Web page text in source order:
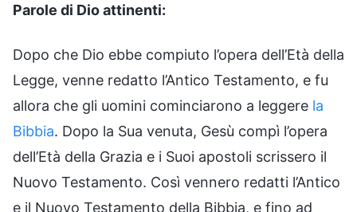
Parole di Dio attinenti:
Dopo che Dio ebbe compiuto l’opera dell’Età della
Legge, venne redatto l’Antico Testamento, e fu
allora che gli uomini cominciarono a leggere la
Bibbia. Dopo la Sua venuta, Gesù compì l’opera
dell’Età della Grazia e i Suoi apostoli scrissero il
Nuovo Testamento. Così vennero redatti l’Antico
e il Nuovo Testamento della Bibbia, e fino ad